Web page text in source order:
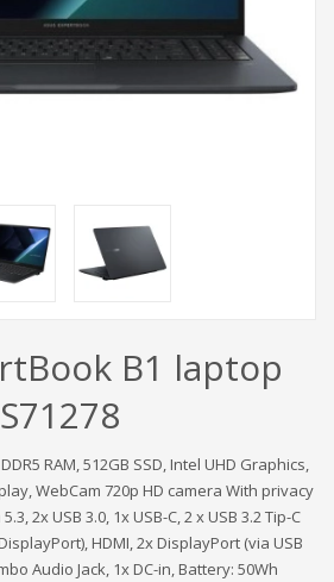
B1 laptop
RAM, 512GB SSD, Intel UHD Graphics,
WebCam 720p HD camera With privacy
2x USB 3.0, 1x USB-C, 2 x USB 3.2 Tip-C
HDMI, 2x DisplayPort (via USB
Audio Jack, 1x DC-in, Battery: 50Wh